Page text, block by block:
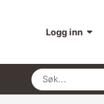
Logg inn